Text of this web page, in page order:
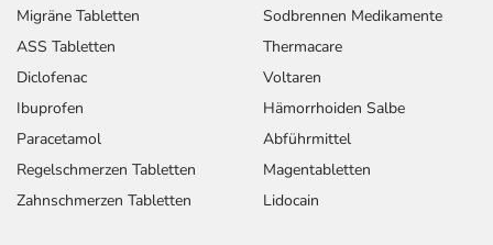
Migräne Tabletten
ASS Tabletten
Diclofenac
Ibuprofen
Paracetamol
Regelschmerzen Tabletten
Zahnschmerzen Tabletten
Sodbrennen Medikamente
Thermacare
Voltaren
Hämorrhoiden Salbe
Abführmittel
Magentabletten
Lidocain